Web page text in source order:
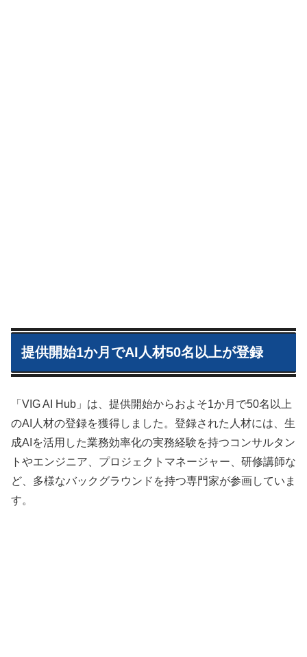
提供開始1か月でAI人材50名以上が登録
「VIG AI Hub」は、提供開始からおよそ1か月で50名以上
のAI人材の登録を獲得しました。登録された人材には、生
成AIを活用した業務効率化の実務経験を持つコンサルタン
トやエンジニア、プロジェクトマネージャー、研修講師な
ど、多様なバックグラウンドを持つ専門家が参画していま
す。